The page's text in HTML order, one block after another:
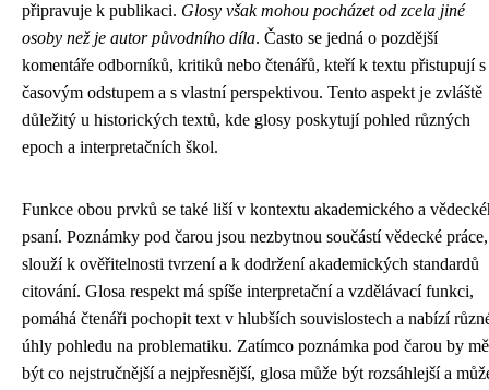
připravuje k publikaci. Glosy však mohou pocházet od zcela jiné
osoby než je autor původního díla. Často se jedná o pozdější
komentáře odborníků, kritiků nebo čtenářů, kteří k textu přistupují s
časovým odstupem a s vlastní perspektivou. Tento aspekt je zvláště
důležitý u historických textů, kde glosy poskytují pohled různých
epoch a interpretačních škol.
Funkce obou prvků se také liší v kontextu akademického a
psaní. Poznámky pod čarou jsou nezbytnou součástí vědecké práce,
slouží k ověřitelnosti tvrzení a k dodržení akademických standardů
citování. Glosa respekt má spíše interpretační a vzdělávací funkci,
pomáhá čtenáři pochopit text v hlubších souvislostech a nabízí
úhly pohledu na problematiku. Zatímco poznámka pod čarou by
být co nejstručnější a nejpřesnější, glosa může být rozsáhlejší a